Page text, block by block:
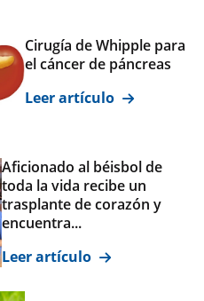
Cirugía de Whipple para
el cáncer de páncreas
Leer artículo
Aficionado al béisbol de
toda la vida recibe un
trasplante de corazón y
encuentra...
Leer artículo